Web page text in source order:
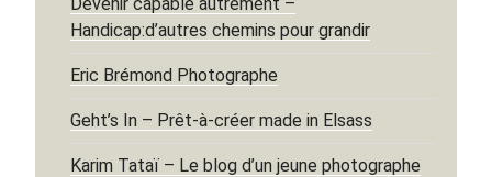
Handicap:d’autres chemins pour grandir
Eric Brémond Photographe
Geht’s In – Prêt-à-créer made in Elsass
Karim Tataï – Le blog d’un jeune photographe